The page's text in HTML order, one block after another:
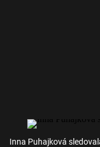
Inna Puhajková